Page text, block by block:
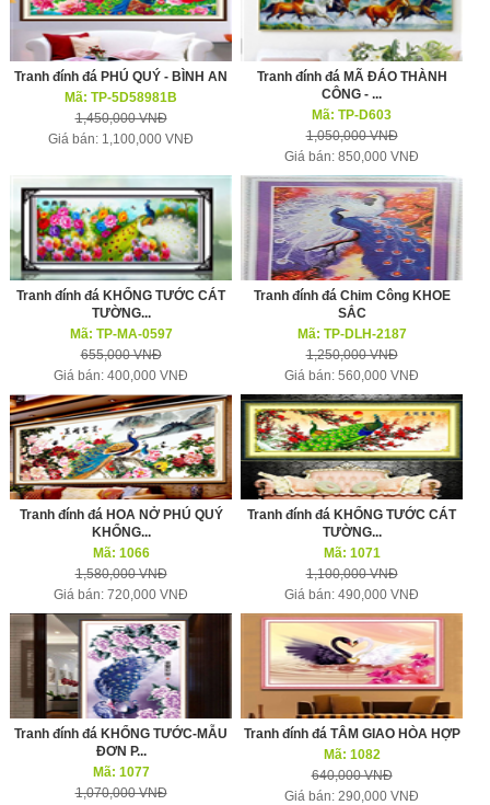
Tranh đính đá PHÚ QUÝ - BÌNH AN
Mã: TP-5D58981B
1,450,000 VNĐ
Giá bán: 1,100,000 VNĐ
Tranh đính đá MÃ ĐÁO THÀNH
CÔNG - ...
Mã: TP-D603
1,050,000 VNĐ
Giá bán: 850,000 VNĐ
Tranh đính đá KHỔNG TƯỚC CÁT
TƯỜNG...
Mã: TP-MA-0597
655,000 VNĐ
Giá bán: 400,000 VNĐ
Tranh đính đá Chim Công KHOE
SẮC
Mã: TP-DLH-2187
1,250,000 VNĐ
Giá bán: 560,000 VNĐ
Tranh đính đá HOA NỞ PHÚ QUÝ
KHỔNG...
Mã: 1066
1,580,000 VNĐ
Giá bán: 720,000 VNĐ
Tranh đính đá KHỔNG TƯỚC CÁT
TƯỜNG...
Mã: 1071
1,100,000 VNĐ
Giá bán: 490,000 VNĐ
Tranh đính đá KHỔNG TƯỚC-MẪU
ĐƠN P...
Mã: 1077
1,070,000 VNĐ
Tranh đính đá TÂM GIAO HÒA HỢP
Mã: 1082
640,000 VNĐ
Giá bán: 290,000 VNĐ